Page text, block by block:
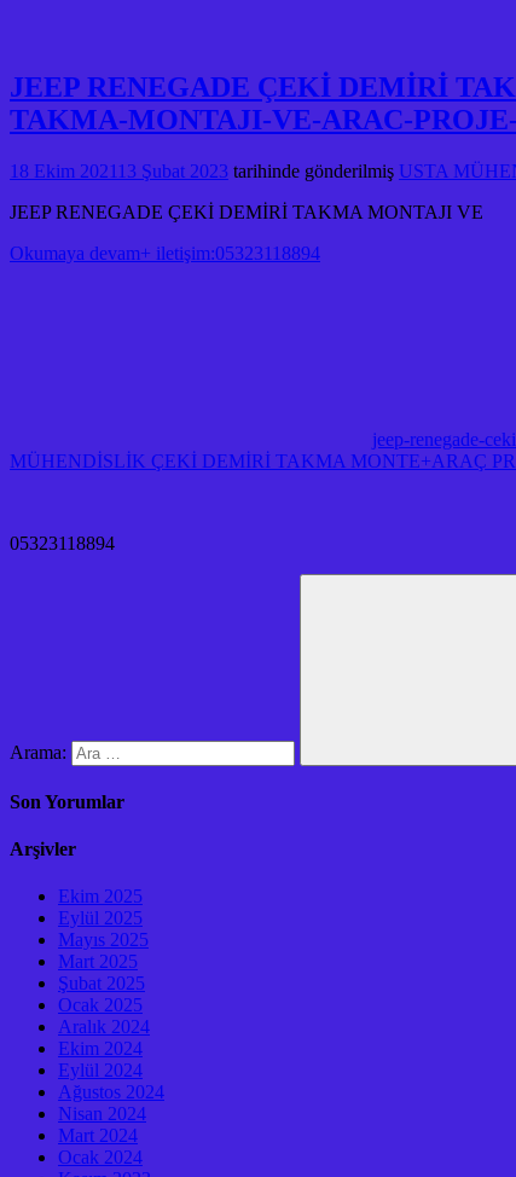
JEEP RENEGADE ÇEKİ DEMİRİ
TAKMA-MONTAJI-VE-ARAC-
18 Ekim 2021 13 Şubat 2023 tarihinde gönderilmiş USTA
JEEP RENEGADE ÇEKİ DEMİRİ TAKMA MONTAJI VE
Okumaya devam+ iletişim:05323118894
jeep-renegade-
MÜHENDİSLİK ÇEKİ DEMİRİ TAKMA MONTE+ARAÇ
05323118894
Arama:
Son Yorumlar
Arşivler
Ekim 2025
Eylül 2025
Mayıs 2025
Mart 2025
Şubat 2025
Ocak 2025
Aralık 2024
Ekim 2024
Eylül 2024
Ağustos 2024
Nisan 2024
Mart 2024
Ocak 2024